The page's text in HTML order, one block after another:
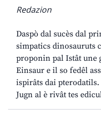
Redazion
Daspò dal sucès dal
simpatics dinosauruts
proponin pal Istât une
Einsaur e il so fedêl
ispirâts dai
Jugn al è rivât tes